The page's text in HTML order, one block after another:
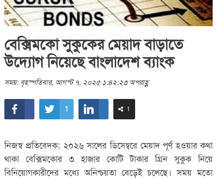
বেক্সিমকো সুকুকের মেয়াদ বাড়াতে
উদ্যোগ নিয়েছে বাংলাদেশ ব্যাংক
সময়: বৃহস্পতিবার, আগস্ট ৭, ২০২৫ ১:৪২:২৩ অপরাহ্ণ
1 1
নিজস্ব প্রতিবেদক: ২০২৬ সালের ডিসেম্বরে মেয়াদ পূর্ণ হওয়ার কথা
থাকা বেক্সিমকোর ৩ হাজার কোটি টাকার গ্রিন সুকুক নিয়ে
বিনিয়োগকারীদের মধ্যে অনিশ্চয়তা বেড়েই চলেছে। সময় মতো